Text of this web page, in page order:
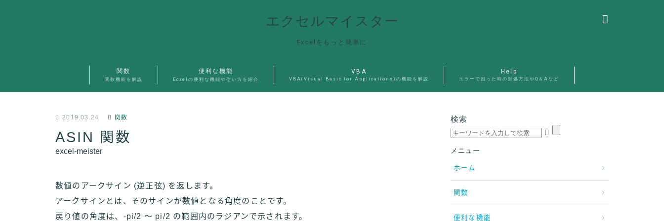
エクセルマイスター
Excelをもっと簡単に
関数
関数機能を解説
便利な機能
Ecxelの便利な機能や使い方を紹介
VBA
VBA(Visual Basic for Applications)の機能を解説
Help
エラーで困った時の対処方法やQ＆Aなど
2019.03.24 関数
ASIN 関数
excel-meister
数値のアークサイン (逆正弦) を返します。
アークサインとは、そのサインが数値となる角度のことです。
戻り値の角度は、-pi/2 ～ pi/2 の範囲内のラジアンで示されます。
検索
メニュー
ホーム
関数
便利な機能